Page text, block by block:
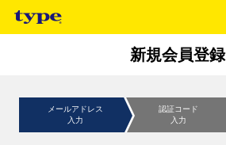
新規会員登録
メールアドレス
入力
認証コード
入力